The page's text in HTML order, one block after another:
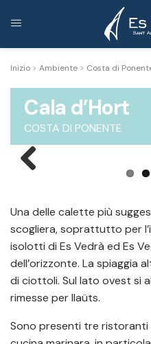
Inizio > Ambiente > Costa di
Cala d’Hort
COSTA DI PONENTE
Una delle calette più
scogliera, soprattutto per
isolotti di Es Vedrà ed Es
dell’orizzonte. La spiaggia
di ciottoli. Sul lato ovest si
rimesse per llaüts.
Sono presenti tre